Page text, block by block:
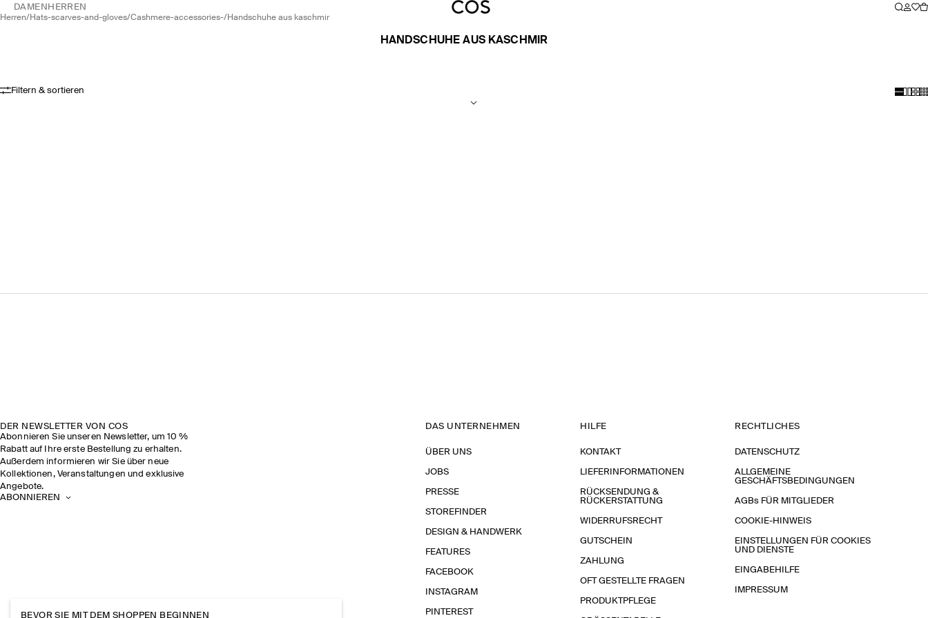
DAMEN HERREN
herren/ hats-scarves-and-gloves/ cashmere-accessories-/ handschuhe aus kaschmir
HANDSCHUHE AUS KASCHMIR
Filtern & sortieren
DER NEWSLETTER VON COS
Abonnieren Sie unseren Newsletter, um 10 %
Rabatt auf Ihre erste Bestellung zu erhalten.
Außerdem informieren wir Sie über neue
Kollektionen, Veranstaltungen und exklusive
Angebote.
ABONNIEREN
DAS UNTERNEHMEN
ÜBER UNS
JOBS
PRESSE
STOREFINDER
DESIGN & HANDWERK
FEATURES
FACEBOOK
INSTAGRAM
PINTEREST
HILFE
KONTAKT
LIEFERINFORMATIONEN
RÜCKSENDUNG &
RÜCKERSTATTUNG
WIDERRUFSRECHT
GUTSCHEIN
ZAHLUNG
OFT GESTELLTE FRAGEN
PRODUKTPFLEGE
RECHTLICHES
DATENSCHUTZ
ALLGEMEINE
GESCHÄFTSBEDINGUNGEN
AGBs FÜR MITGLIEDER
COOKIE-HINWEIS
EINSTELLUNGEN FÜR COOKIES
UND DIENSTE
EINGABEHILFE
IMPRESSUM
BEVOR SIE MIT DEM SHOPPEN BEGINNEN